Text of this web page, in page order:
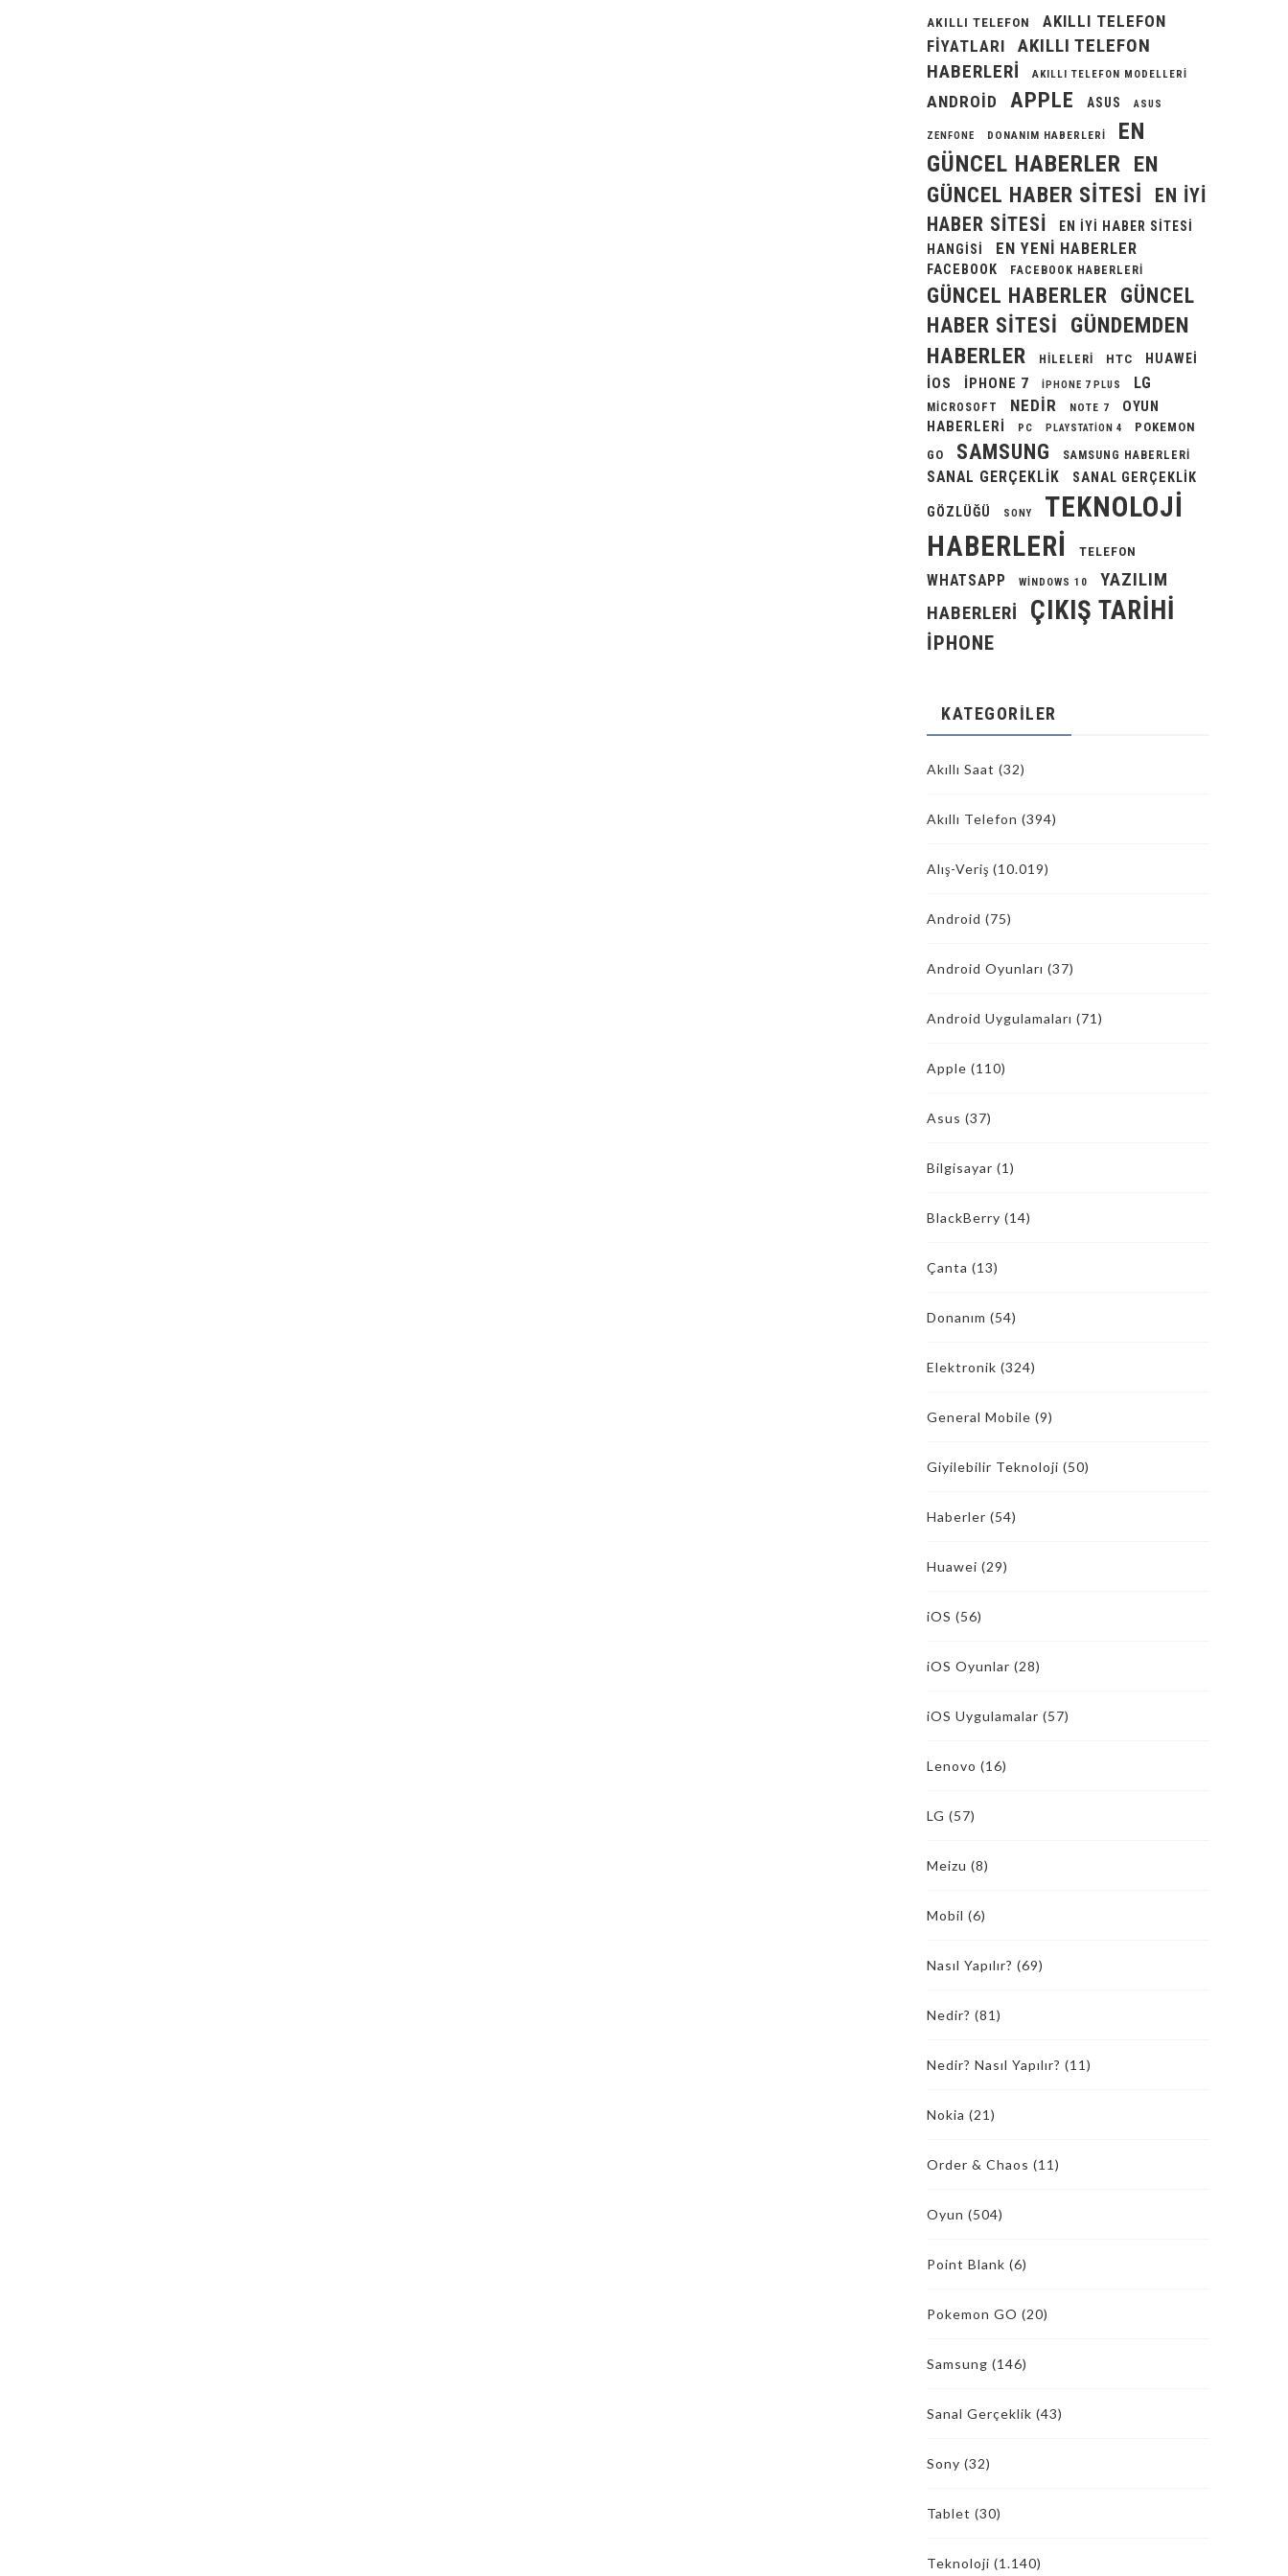
AKILLI TELEFON
AKILLI TELEFON
FIYATLARI
AKILLI TELEFON
HABERLERI
AKILLI TELEFON MODELLERI
ANDROID APPLE ASUS ASUS
ZENFONE DONANIM HABERLERI
EN
GÜNCEL HABERLER EN
GÜNCEL HABER SITESI
EN IYI
HABER SITESI
EN IYI HABER SITESI
HANGISI
EN YENI HABERLER
FACEBOOK FACEBOOK HABERLERI
GÜNCEL HABERLER
GÜNCEL
HABER SITESI
GÜNDEMDEN
HABERLER
HILELERI HTC HUAWEI
IOS IPHONE 7 IPHONE 7 PLUS LG
MICROSOFT NEDIR NOTE 7
OYUN
HABERLERI
PC PLAYSTATION 4
POKEMON
GO
SAMSUNG SAMSUNG HABERLERI
SANAL GERÇEKLIK SANAL GERÇEKLIK
GÖZLÜĞÜ SONY
TEKNOLOJI
HABERLERI
TELEFON
WHATSAPP WINDOWS 10
YAZILIM
HABERLERI
ÇIKIŞ TARIHI
İPHONE
KATEGORILER
Akıllı Saat (32)
Akıllı Telefon (394)
Alış-Veriş (10.019)
Android (75)
Android Oyunları (37)
Android Uygulamaları (71)
Apple (110)
Asus (37)
Bilgisayar (1)
BlackBerry (14)
Çanta (13)
Donanım (54)
Elektronik (324)
General Mobile (9)
Giyilebilir Teknoloji (50)
Haberler (54)
Huawei (29)
iOS (56)
iOS Oyunlar (28)
iOS Uygulamalar (57)
Lenovo (16)
LG (57)
Meizu (8)
Mobil (6)
Nasıl Yapılır? (69)
Nedir? (81)
Nedir? Nasıl Yapılır? (11)
Nokia (21)
Order & Chaos (11)
Oyun (504)
Point Blank (6)
Pokemon GO (20)
Samsung (146)
Sanal Gerçeklik (43)
Sony (32)
Tablet (30)
Teknoloji (1.140)